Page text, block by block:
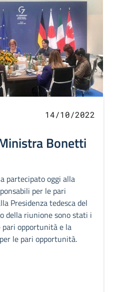
14/10/2022
Bonetti
partecipato oggi alla
per le pari
Presidenza tedesca del
della riunione sono stati i
pari opportunità e la
le pari opportunità.